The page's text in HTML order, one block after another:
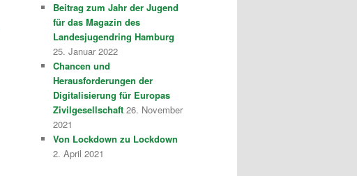
Beitrag zum Jahr der Jugend
für das Magazin des
Landesjugendring Hamburg
25. Januar 2022
Chancen und
Herausforderungen der
Digitalisierung für Europas
Zivilgesellschaft 26. November
2021
Von Lockdown zu Lockdown
2. April 2021